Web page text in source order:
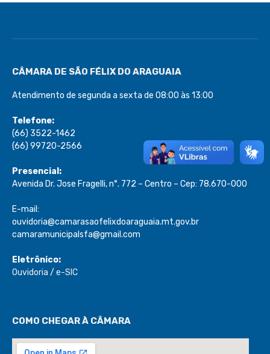
CÂMARA DE SÃO FÉLIX DO ARAGUAIA
Atendimento de segunda a sexta de 08:00 às 13:00
Telefone:
(66) 3522-1462
(66) 99720-2566
Presencial:
Avenida Dr. Jose Fragelli, n°. 772 – Centro – Cep: 78.670-000
E-mail:
ouvidoria@camarasaofelixdoaraguaia.mt.gov.br
camaramunicipalsfa@gmail.com
Eletrônico:
Ouvidoria / e-SIC
COMO CHEGAR À CÂMARA